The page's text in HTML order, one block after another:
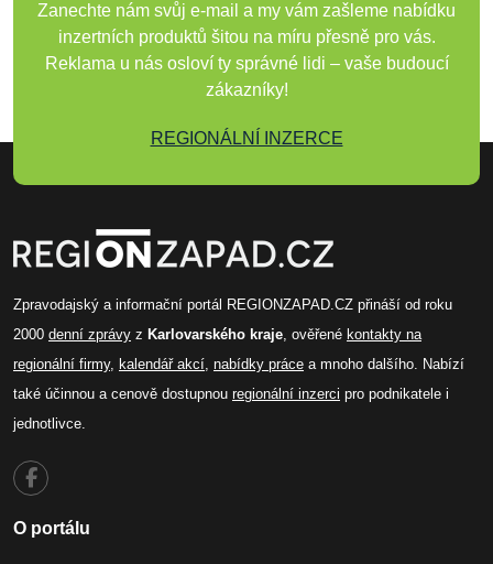
Zanechte nám svůj e-mail a my vám zašleme nabídku
inzertních produktů šitou na míru přesně pro vás.
Reklama u nás osloví ty správné lidi – vaše budoucí
zákazníky!
REGIONÁLNÍ INZERCE
Zpravodajský a informační portál REGIONZAPAD.CZ přináší od roku
2000 denní zprávy z Karlovarského kraje, ověřené kontakty na
regionální firmy, kalendář akcí, nabídky práce a mnoho dalšího. Nabízí
také účinnou a cenově dostupnou regionální inzerci pro podnikatele i
jednotlivce.
O portálu